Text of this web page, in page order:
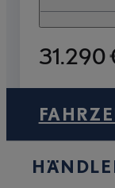
31.290